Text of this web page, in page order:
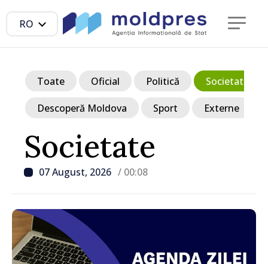
RO
Societate
07 August, 2026 / 00:08
Toate Oficial Politică Societate
Descoperă Moldova Sport Externe